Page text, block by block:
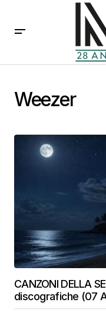
Weezer
CANZONI DELLA
discografiche (07